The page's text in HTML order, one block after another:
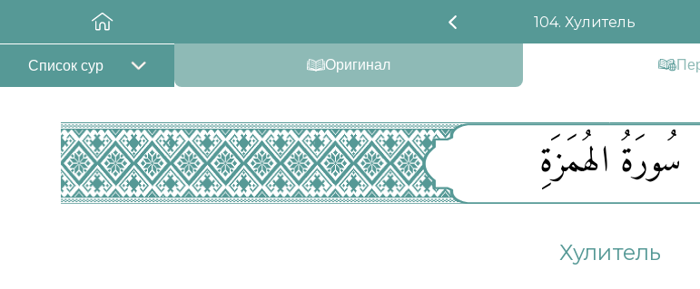
104. Хулитель
Список сур Оригинал
سُورَةُ الهُمَزَةِ
Хулитель